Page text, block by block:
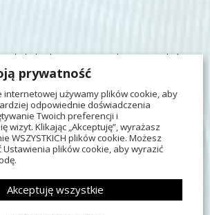
byli nauczycielami języków.
najdroższym przedmiotem
— pisał Ludwik
esperanto, które zostało
światu równo 135 lat temu.
temat języka esperanto
język został
prywatność
internetowej używamy plików cookie, aby
odpowiednie doświadczenia
Twoich preferencji i
wizyt. Klikając „Akceptuję”, wyrażasz
WSZYSTKICH plików cookie. Możesz
Ustawienia plików cookie, aby wyrazić
Akceptuję wszystkie